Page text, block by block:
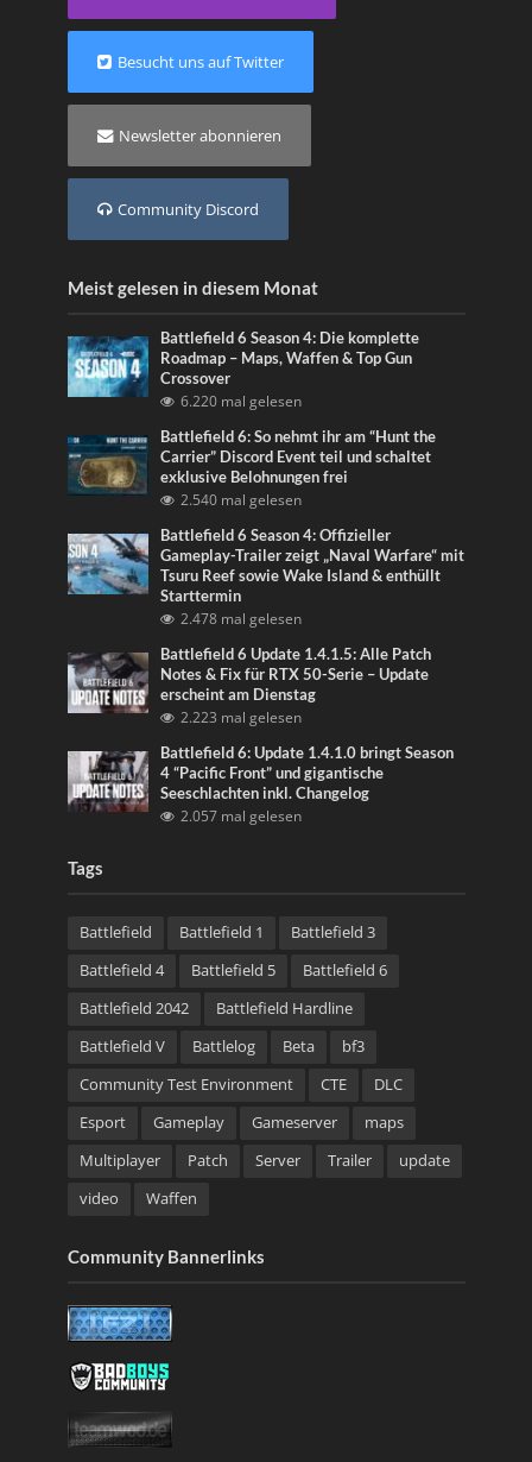
Besucht uns auf Twitter
Newsletter abonnieren
Community Discord
Meist gelesen in diesem Monat
Battlefield 6 Season 4: Die komplette
Roadmap – Maps, Waffen & Top Gun
Crossover
6.220 mal gelesen
Battlefield 6: So nehmt ihr am “Hunt the
Carrier” Discord Event teil und schaltet
exklusive Belohnungen frei
2.540 mal gelesen
Battlefield 6 Season 4: Offizieller
Gameplay-Trailer zeigt „Naval Warfare“ mit
Tsuru Reef sowie Wake Island & enthüllt
Starttermin
2.478 mal gelesen
Battlefield 6 Update 1.4.1.5: Alle Patch
Notes & Fix für RTX 50-Serie – Update
erscheint am Dienstag
2.223 mal gelesen
Battlefield 6: Update 1.4.1.0 bringt Season
4 “Pacific Front” und gigantische
Seeschlachten inkl. Changelog
2.057 mal gelesen
Tags
Battlefield Battlefield 1
Battlefield 3
Battlefield 4
Battlefield 5
Battlefield 6
Battlefield 2042
Battlefield Hardline
Battlefield V
Battlelog Beta
bf3
Community Test Environment
CTE
DLC
Esport
Gameplay Gameserver
maps
Multiplayer
Patch Server Trailer
update
video
Waffen
Community Bannerlinks